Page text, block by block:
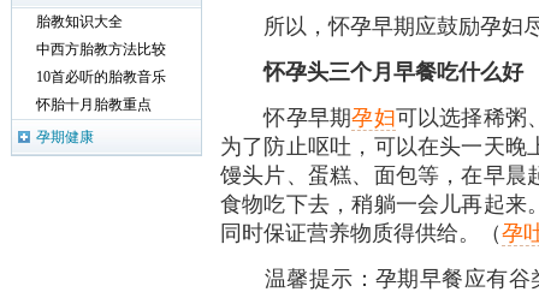
所以，怀孕早期应鼓励孕妇
怀孕头三个月早餐吃什么好
怀孕早期孕妇可以选择稀粥
为了防止呕吐，可以在头一天晚
馒头片、蛋糕、面包等，在早晨
食物吃下去，稍躺一会儿再起来
同时保证营养物质得供给。（孕
温馨提示：孕期早餐应有谷
胎教知识大全
中西方胎教方法比较
10首必听的胎教音乐
怀胎十月胎教重点
孕期健康